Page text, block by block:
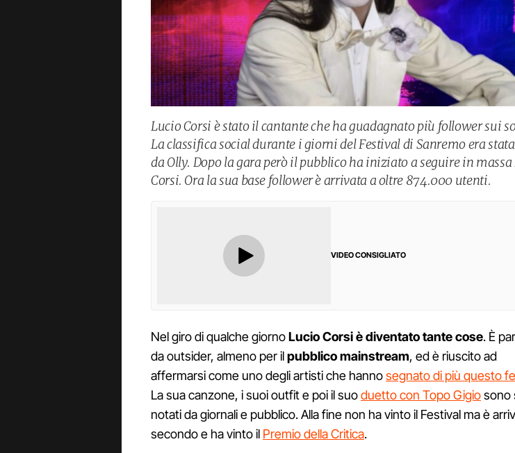
Lucio Corsi è stato il cantante che ha guadagnato più follower sui
La classifica social durante i giorni del Festival di Sanremo era
da Olly. Dopo la gara però il pubblico ha iniziato a seguire in
Corsi. Ora la sua base follower è arrivata a oltre 874.000 utenti.
VIDEO CONSIGLIATO
Nel giro di qualche giornoLucio Corsi è diventato tante cose. È
da outsider, almeno per ilpubblico mainstream, ed è riuscito ad
affermarsi come uno degli artisti che hannosegnato di più questo
La sua canzone, i suoi outfit e poi il suoduetto con Topo Gigiosono
notati da giornali e pubblico. Alla fine non ha vinto il Festival ma è
secondo e ha vinto il Premio della Critica.